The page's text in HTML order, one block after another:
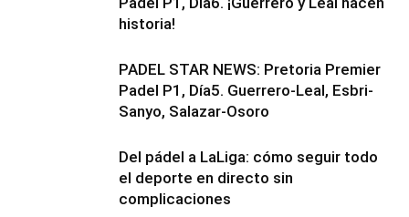
historia!
PADEL STAR NEWS: Pretoria Premier
Padel P1, Día5. Guerrero-Leal, Esbri-
Sanyo, Salazar-Osoro
Del pádel a LaLiga: cómo seguir todo
el deporte en directo sin
complicaciones